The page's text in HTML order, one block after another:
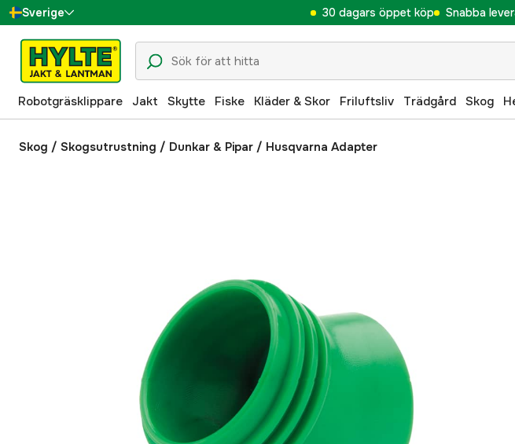
Sverige
Danmark
Suomi
Norge
Deutschland
30 dagars öppet köp Snabba
Robotgräsklippare Jakt Skytte Fiske Kläder & Skor Friluftsliv Trädgård Skog
Skog / Skogsutrustning / Dunkar & Pipar / Husqvarna Adapter